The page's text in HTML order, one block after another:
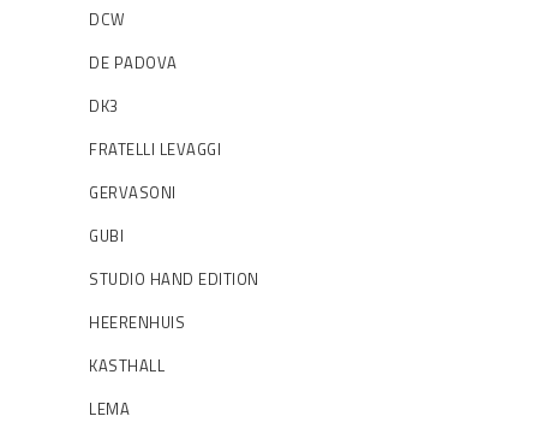
DCW
DE PADOVA
DK3
FRATELLI LEVAGGI
GERVASONI
GUBI
STUDIO HAND EDITION
HEERENHUIS
KASTHALL
LEMA